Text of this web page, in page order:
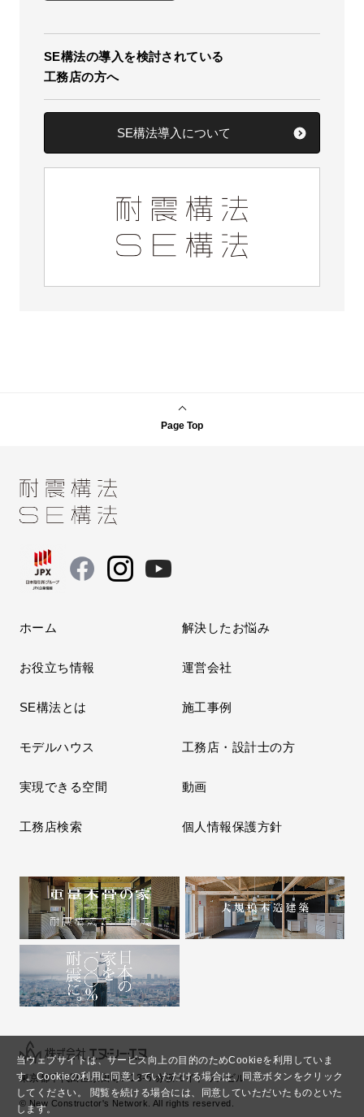
当ウェブサイトは、サービス向上の目的のためCookieを利用していま
す。Cookieの利用に同意していただける場合は、同意ボタンをクリック
してください。
閲覧を続ける場合には、同意していただいたものといた
します。
SE構法の導入を検討されている
工務店の方へ
SE構法導入について
Page Top
ホーム 解決したお悩み
お役立ち情報 運営会社
SE構法とは 施工事例
モデルハウス 工務店・設計士の方
実現できる空間 動画
工務店検索 個人情報保護方針
東京都千代田区永田町2-13-5 赤坂エイトワンビル
© New Constructor's Network. All rights reserved.